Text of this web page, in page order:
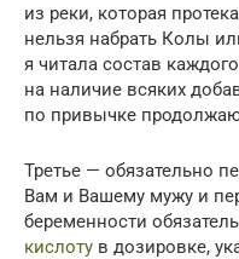
из реки, которая
нельзя набрать Колы
я читала состав
на наличие всяких
по привычке продолжаю
Третье — обязательно
Вам и Вашему мужу и
беременности
кислоту в дозировке,